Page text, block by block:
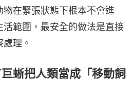
在緊張狀態下根本不會進
範圍，最安全的做法是直接
理。
蜥把人類當成「移動飼